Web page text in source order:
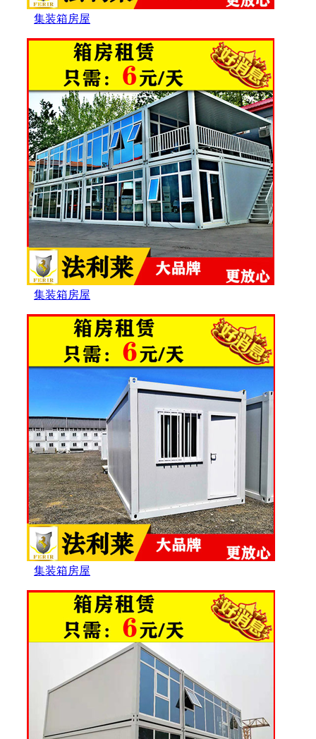
集装箱房屋
集装箱房屋
集装箱房屋